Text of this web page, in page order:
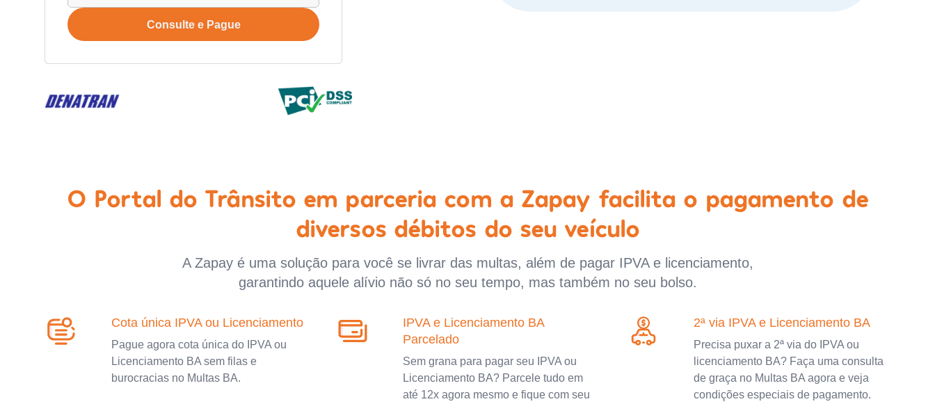
Consulte e Pague
O Portal do Trânsito em parceria com a Zapay facilita o pagamento de
diversos débitos do seu veículo
A Zapay é uma solução para você se livrar das multas, além de pagar IPVA e licenciamento,
garantindo aquele alívio não só no seu tempo, mas também no seu bolso.
Cota única IPVA ou Licenciamento
Pague agora cota única do IPVA ou
Licenciamento BA sem filas e
burocracias no Multas BA.
IPVA e Licenciamento BA
Parcelado
Sem grana para pagar seu IPVA ou
Licenciamento BA? Parcele tudo em
até 12x agora mesmo e fique com seu
2ª via IPVA e Licenciamento BA
Precisa puxar a 2ª via do IPVA ou
licenciamento BA? Faça uma consulta
de graça no Multas BA agora e veja
condições especiais de pagamento.